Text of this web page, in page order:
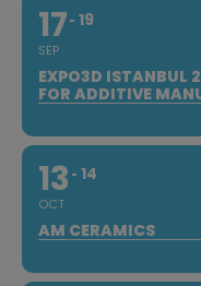
17
SEP
19
EXPO3D ISTANBUL
FOR ADDITIVE
13
OCT
14
AM CERAMICS